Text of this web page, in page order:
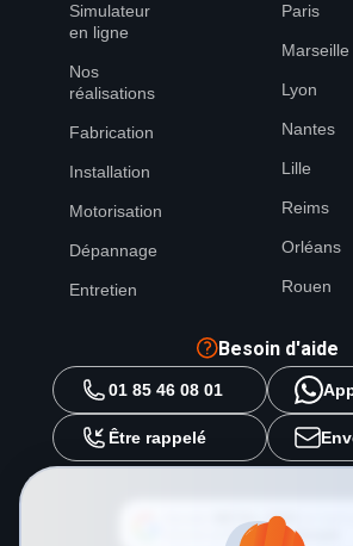
Simulateur
en ligne
Nos
réalisations
Fabrication
Installation
Motorisation
Dépannage
Entretien
Paris
Marseille
Lyon
Nantes
Lille
Reims
Orléans
Rouen
Besoin d'aide
01 85 46 08 01
Être rappelé
METAL 2000
source préférée surGoogle